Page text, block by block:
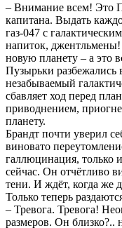
– Внимание всем! Это
капитана. Выдать
газ-047 с
напиток,
новую планету – а это
Пузырьки разбежались
незабываемый
сбавляет ход перед
приводнением,
планету.
Брандт почти уверил
виновато
галлюцинация, только
сейчас. Он отчётливо
тени. И ждёт, когда же
Только теперь
– Тревога. Тревога!
размеров. Он близко?..